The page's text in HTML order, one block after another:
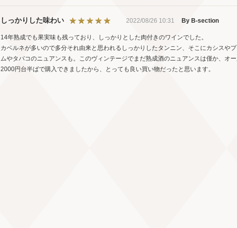
しっかりした味わい 2022/08/26 10:31 By B-section
14年熟成でも果実味も残っており、しっかりとした肉付きのワインでした。
カベルネが多いので多分それ由来と思われるしっかりしたタンニン、そこにカシスや
ムやタバコのニュアンスも。このヴィンテージでまだ熟成酒のニュアンスは僅か、オ
2000円台半ばで購入できましたから、とっても良い買い物だったと思います。